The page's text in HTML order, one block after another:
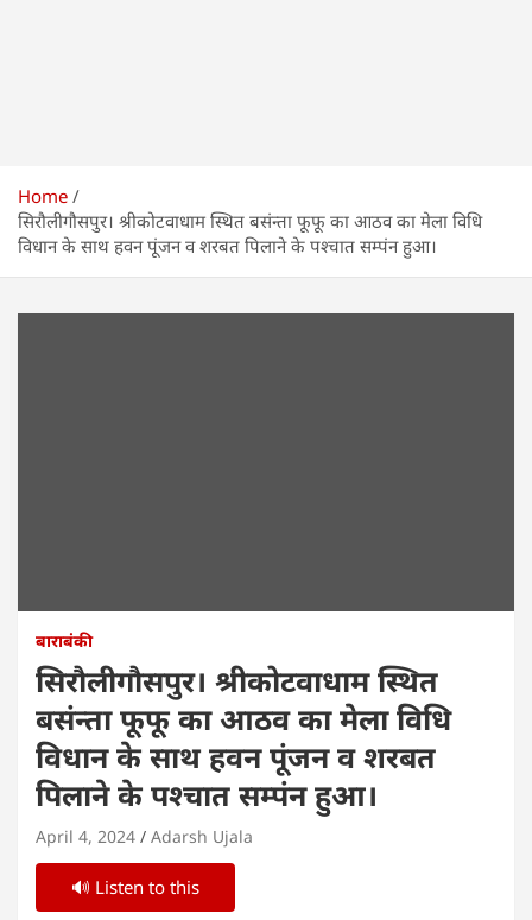
Home
सिरौलीगौसपुर। श्रीकोटवाधाम स्थित बसंन्ता फूफू का आठव का मेला विधि
विधान के साथ हवन पूंजन व शरबत पिलाने के पश्चात सम्पंन हुआ।
बाराबंकी
सिरौलीगौसपुर। श्रीकोटवाधाम स्थित
बसंन्ता फूफू का आठव का मेला विधि
विधान के साथ हवन पूंजन व शरबत
पिलाने के पश्चात सम्पंन हुआ।
April 4, 2024 Adarsh Ujala
🔊 Listen to this